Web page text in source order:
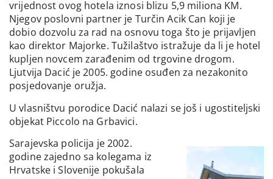
vrijednost ovog hotela iznosi blizu 5,9 miliona KM.
Njegov poslovni partner je Turčin Acik Can koji je
dobio dozvolu za rad na osnovu toga što je prijavljen
kao direktor Majorke. Tužilaštvo istražuje da li je hotel
kupljen novcem zarađenim od trgovine drogom.
Ljutvija Dacić je 2005. godine osuđen za nezakonito
posjedovanje oružja.
U vlasništvu porodice Dacić nalazi se još i ugostiteljski
objekat Piccolo na Grbavici.
Sarajevska policija je 2002.
godine zajedno sa kolegama iz
Hrvatske i Slovenije pokušala